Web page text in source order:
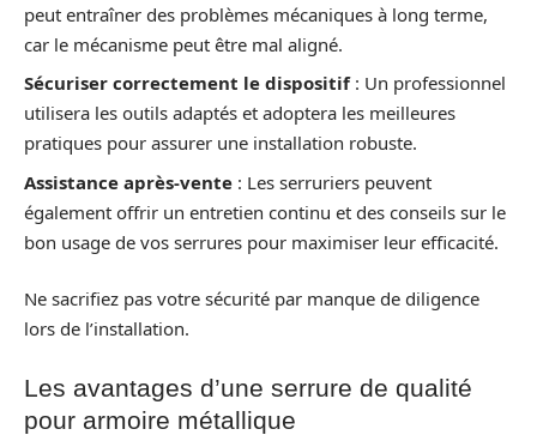
peut entraîner des problèmes mécaniques à long terme,
car le mécanisme peut être mal aligné.
Sécuriser correctement le dispositif: Un professionnel
utilisera les outils adaptés et adoptera les meilleures
pratiques pour assurer une installation robuste.
Assistance après-vente : Les serruriers peuvent
également offrir un entretien continu et des conseils sur le
bon usage de vos serrures pour maximiser leur efficacité.
Ne sacrifiez pas votre sécurité par manque de diligence
lors de l’installation.
Les avantages d’une serrure de qualité
pour armoire métallique